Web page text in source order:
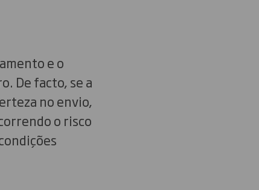
e o
De facto, se a
no envio,
o risco